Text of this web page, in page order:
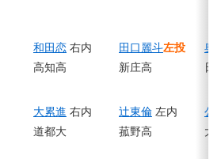
和田恋 右内
高知高
田口麗斗左投
新庄高
奥
日
大累進 右内
道都大
辻東倫 左内
菰野高
公
大